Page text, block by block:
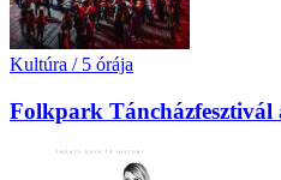
Kultúra / 5 órája
Folkpark Táncházfesztivál